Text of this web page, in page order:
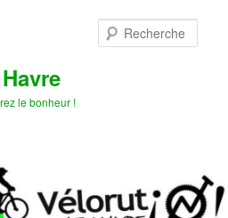
le bonheur !